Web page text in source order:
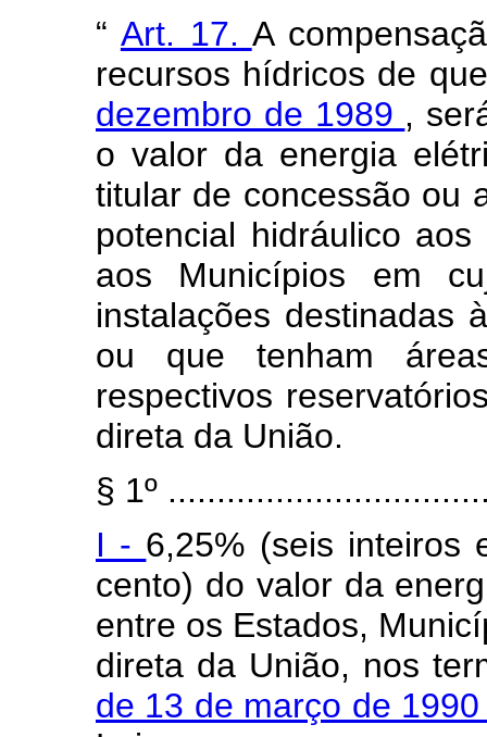
“ Art. 17. A
recursos hídricos de
dezembro de 1989 ,
o valor da energia
titular de concessão ou
potencial hidráulico
aos Municípios em
instalações destinadas
ou que tenham
respectivos
direta da União.
§ 1º
I - 6,25% (seis inteiros
cento) do valor da
entre os Estados,
direta da União, nos
de 13 de março de